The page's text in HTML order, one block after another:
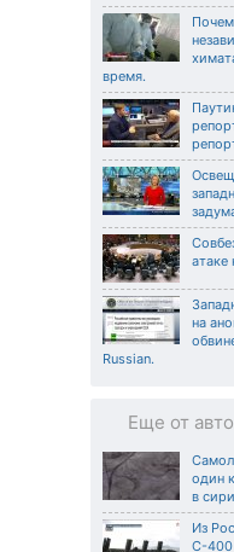
время.
атаке
на
Russian.
Еще от
один
в
Из
С-400